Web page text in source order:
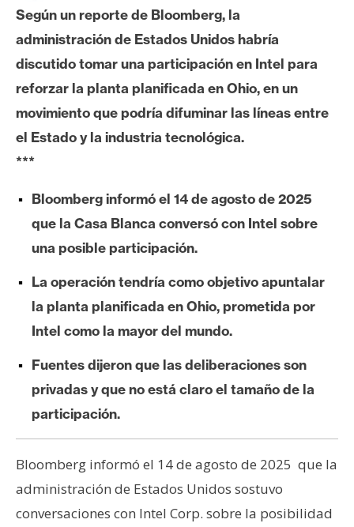
t
c
o
i
n
h
e
e
u
m
A
á
l
Según un reporte de Bloomberg, la
administración de Estados Unidos habría
discutido tomar una participación en Intel para
reforzar la planta planificada en Ohio, en un
movimiento que podría difuminar las líneas entre
el Estado y la industria tecnológica.
***
Bloomberg informó el 14 de agosto de 2025
que la Casa Blanca conversó con Intel sobre
una posible participación.
La operación tendría como objetivo apuntalar
la planta planificada en Ohio, prometida por
Intel como la mayor del mundo.
Fuentes dijeron que las deliberaciones son
privadas y que no está claro el tamaño de la
participación.
Bloomberg informó el 14 de agosto de 2025 que la
administración de Estados Unidos sostuvo
conversaciones con Intel Corp. sobre la posibilidad